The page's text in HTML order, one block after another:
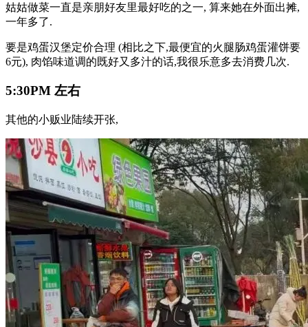
姑姑做菜一直是亲朋好友里最好吃的之一, 算来她在外面出摊,
一年多了.
要是鸡蛋汉堡定价合理 (相比之下,最便宜的火腿肠鸡蛋灌饼要
6元), 肉馅味道调的既好又多汁的话,我很乐意多去消费几次.
5:30PM 左右
其他的小贩业陆续开张,